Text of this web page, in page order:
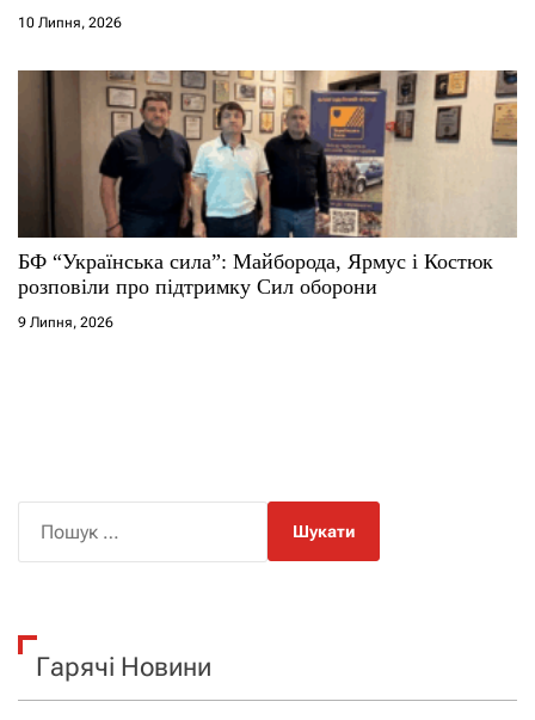
10 Липня, 2026
БФ “Українська сила”: Майборода, Ярмус і Костюк
розповіли про підтримку Сил оборони
9 Липня, 2026
к
Гарячі Новини